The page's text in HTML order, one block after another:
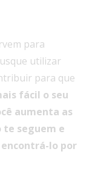
para
utilizar
para que
fácil o seu
aumenta as
te seguem e
lo por